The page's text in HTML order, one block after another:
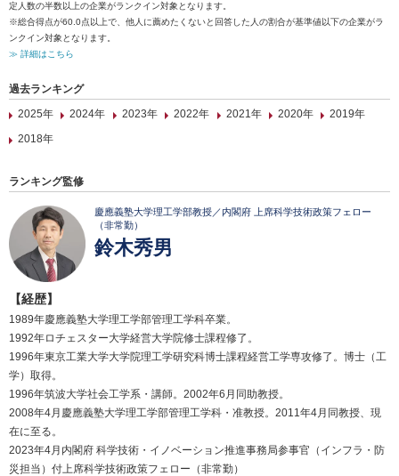
定人数の半数以上の企業がランクイン対象となります。
※総合得点が60.0点以上で、他人に薦めたくないと回答した人の割合が基準値以下の企業がラ
ンクイン対象となります。
≫ 詳細はこちら
過去ランキング
2025年
2024年 2023年 2022年 2021年 2020年
2019年
2018年
ランキング監修
慶應義塾大学理工学部教授／内閣府 上席科学技術政策フェロー
（非常勤）
鈴木秀男
【経歴】
1989年慶應義塾大学理工学部管理工学科卒業。
1992年ロチェスター大学経営大学院修士課程修了。
1996年東京工業大学大学院理工学研究科博士課程経営工学専攻修了。博士（工
学）取得。
1996年筑波大学社会工学系・講師。2002年6月同助教授。
2008年4月慶應義塾大学理工学部管理工学科・准教授。2011年4月同教授、現
在に至る。
2023年4月内閣府 科学技術・イノベーション推進事務局参事官（インフラ・防
災担当）付上席科学技術政策フェロー（非常勤）